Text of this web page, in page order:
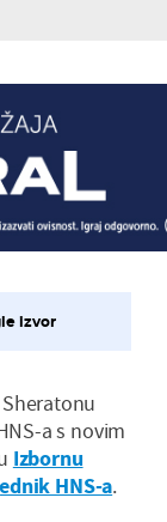
izvor
a s novim
Izbornu
HNS-a.